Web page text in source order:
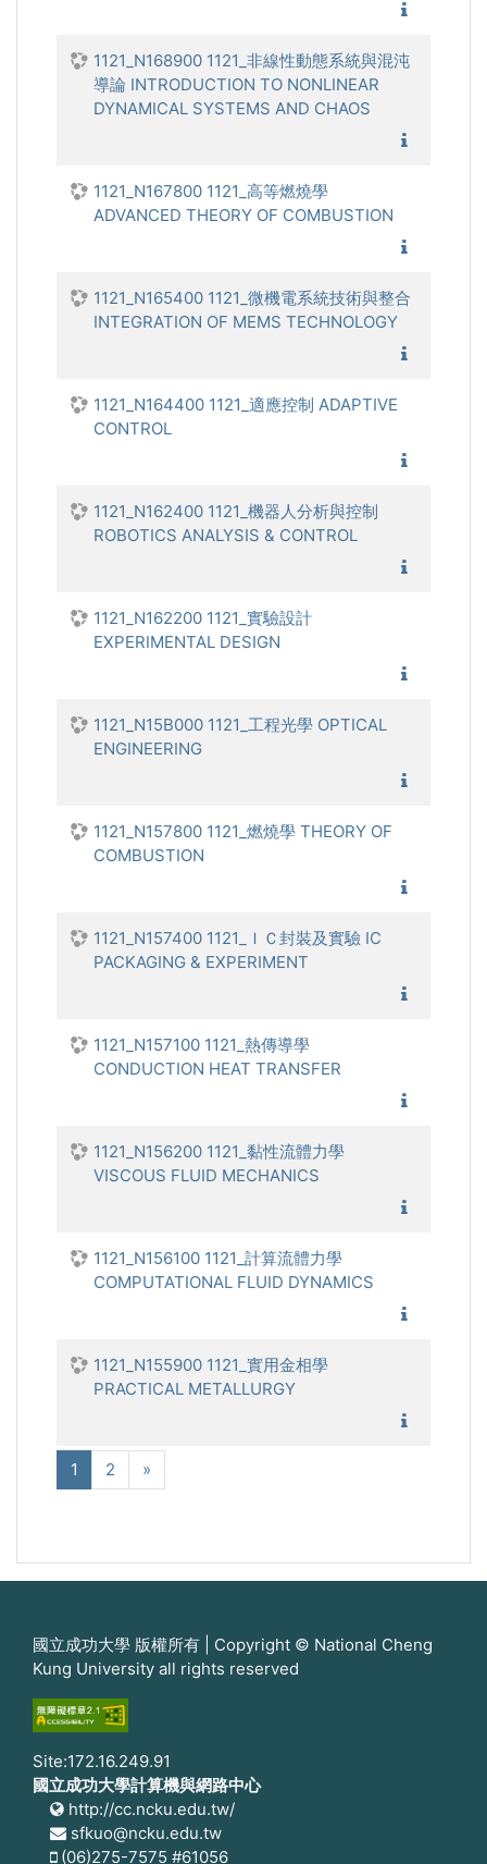
1121_N168900 1121_非線性動態系統與混沌
導論 INTRODUCTION TO NONLINEAR
DYNAMICAL SYSTEMS AND CHAOS
1121_N167800 1121_高等燃燒學
ADVANCED THEORY OF COMBUSTION
1121_N165400 1121_微機電系統技術與整合
INTEGRATION OF MEMS TECHNOLOGY
1121_N164400 1121_適應控制 ADAPTIVE
CONTROL
1121_N162400 1121_機器人分析與控制
ROBOTICS ANALYSIS & CONTROL
1121_N162200 1121_實驗設計
EXPERIMENTAL DESIGN
1121_N15B000 1121_工程光學 OPTICAL
ENGINEERING
1121_N157800 1121_燃燒學 THEORY OF
COMBUSTION
1121_N157400 1121_ＩＣ封裝及實驗 IC
PACKAGING & EXPERIMENT
1121_N157100 1121_熱傳導學
CONDUCTION HEAT TRANSFER
1121_N156200 1121_黏性流體力學
VISCOUS FLUID MECHANICS
1121_N156100 1121_計算流體力學
COMPUTATIONAL FLUID DYNAMICS
1121_N155900 1121_實用金相學
PRACTICAL METALLURGY
1 (current)
2 »
國立成功大學 版權所有 | Copyright © National Cheng
Kung University all rights reserved
Site:172.16.249.91
國立成功大學計算機與網路中心
http://cc.ncku.edu.tw/
sfkuo@ncku.edu.tw
(06)275-7575 #61056